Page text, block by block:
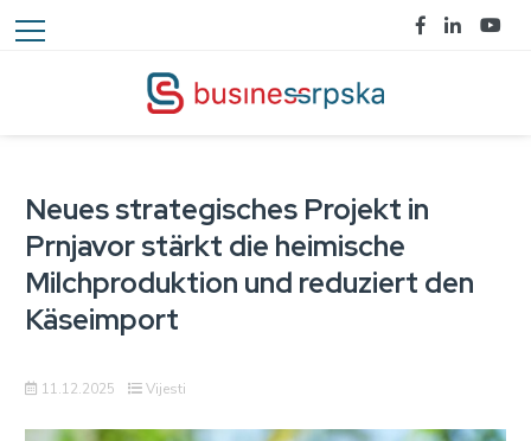
Neues strategisches Projekt in
Prnjavor stärkt die heimische
Milchproduktion und reduziert den
Käseimport
11.12.2025 Vijesti